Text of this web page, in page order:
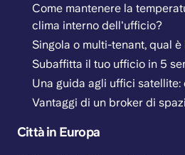
Come mantenere la
clima interno dell'ufficio?
Singola o multi-tenant, qual
Subaffitta il tuo ufficio in 5
Una guida agli uffici satellite:
Vantaggi di un broker di
Città in Europa